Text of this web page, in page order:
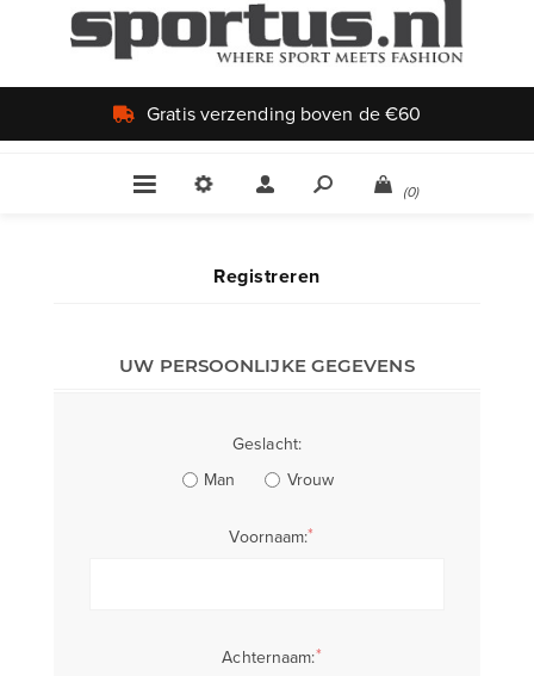
Gratis verzending boven de €60
(0)
Registreren
UW PERSOONLIJKE GEGEVENS
Geslacht:
Man
Vrouw
Voornaam:*
Achternaam:*